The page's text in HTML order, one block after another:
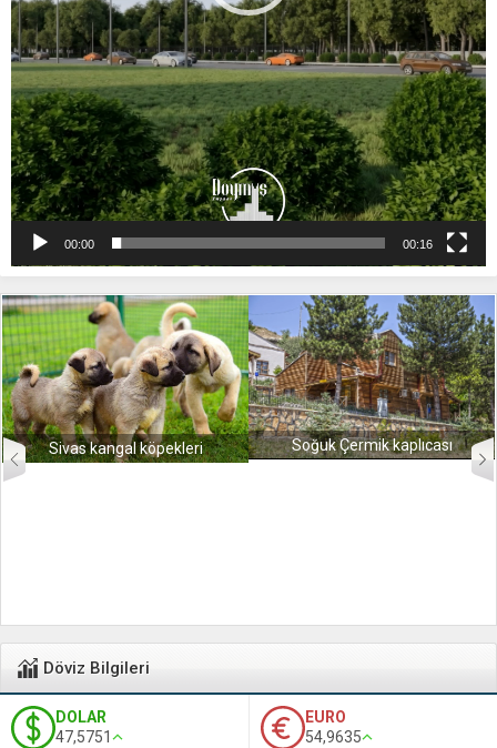
00:00 00:16
Sivas kangal köpekleri Soğuk Çermik kaplıcası
Döviz Bilgileri
DOLAR
47,5751
EURO
54,9635